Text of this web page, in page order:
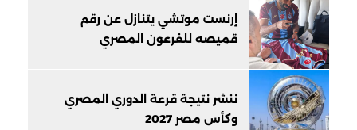
إرنست موتشي يتنازل عن رقم
قميصه للفرعون المصري
ننشر نتيجة قرعة الدوري المصري
وكأس مصر 2027